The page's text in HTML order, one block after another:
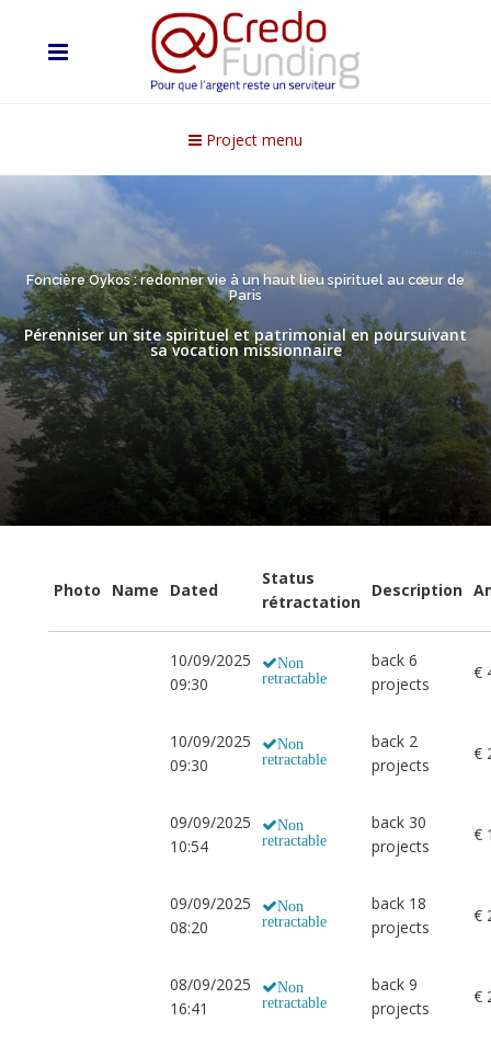
Project menu
Foncière Oykos : redonner vie à un haut lieu spirituel au cœur de
Paris
Pérenniser un site spirituel et patrimonial en poursuivant
sa vocation missionnaire
Photo Name Dated
Status
rétractation
Description
10/09/2025
09:30
Non
retractable
back 6
projects
€
10/09/2025
09:30
Non
retractable
back 2
projects
€
09/09/2025
10:54
Non
retractable
back 30
projects
€
09/09/2025
08:20
Non
retractable
back 18
projects
€
08/09/2025
16:41
Non
retractable
back 9
projects
€